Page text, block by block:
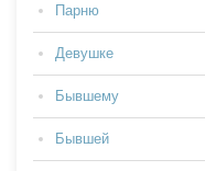
Парню
Девушке
Бывшему
Бывшей